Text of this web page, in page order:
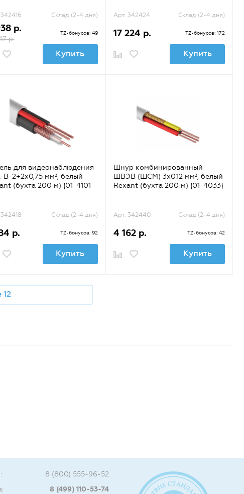
Склад (2-4 дня)
р.
р.
TZ-бонусов: 49
Купить
Арт. 342424 Склад (2-4 дня)
17 224 р. TZ-бонусов: 172
Купить
для видеонаблюдения
В-2+2х0,75 мм², белый
(бухта 200 м) {01-4101-
Склад (2-4 дня)
р. TZ-бонусов: 92
Купить
Шнур комбинированный
ШВЭВ (ШСМ) 3x0.12 мм², белый
Rexant (бухта 200 м) {01-4033}
Арт. 342440 Склад (2-4 дня)
4 162 р. TZ-бонусов: 42
Купить
12
8 (800) 555-96-52
8 (499) 110-53-74